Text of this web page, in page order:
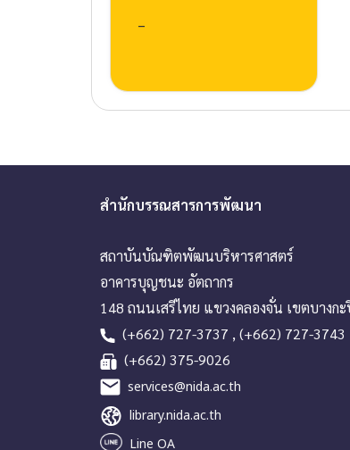
–
สำนักบรรณสารการพัฒนา
สถาบันบัณฑิตพัฒนบริหารศาสตร์
อาคารบุญชนะ อัตถากร
148 ถนนเสรีไทย แขวงคลองจั่น เขตบางก
(+662) 727-3737 , (+662) 727-3743
(+662) 375-9026
services@nida.ac.th
library.nida.ac.th
Line OA